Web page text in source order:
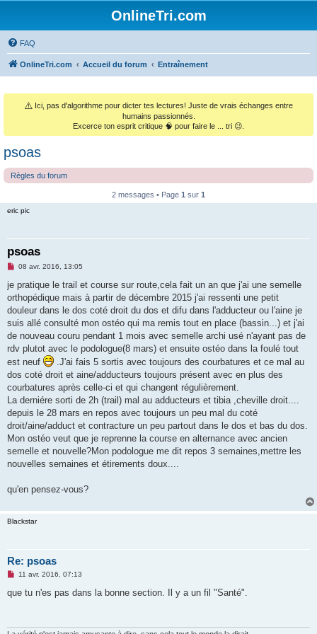
OnlineTri.com
FAQ
OnlineTri.com Accueil du forum Entraînement
⚠️ Ici, pas d'algorithme pour dicter tes lectures! Juste de vrais échanges entre
humains passionnés.
Excerce ton esprit critique 🧠 pour faire le ... tri 😉.
psoas
Règles du forum
2 messages • Page 1 sur 1
eric pic
psoas
M
s
s
a
g
n
o
l
u
08 avr. 2016, 13:05
je pratique le trail et course sur route,cela fait un an que j'ai une semelle
orthopédique mais à partir de décembre 2015 j'ai ressenti une petit
douleur dans le dos coté droit du dos et difu dans l'adducteur ou l'aine je
suis allé consulté mon ostéo qui ma remis tout en place (bassin...) et j'ai
de nouveau couru pendant 1 mois avec semelle archi usé n'ayant pas de
rdv plutot avec le podologue(8 mars) et ensuite ostéo dans la foulé tout
est neuf
.J'ai fais 5 sortis avec toujours des courbatures et ce mal au
dos coté droit et aine/adducteurs toujours présent avec en plus des
courbatures après celle-ci et qui changent régulièrement.
La derniére sorti de 2h (trail) mal au adducteurs et tibia ,cheville droit....
depuis le 28 mars en repos avec toujours un peu mal du coté
droit/aine/adduct et contracture un peu partout dans le dos et bas du dos.
Mon ostéo veut que je reprenne la course en alternance avec ancien
semelle et nouvelle?Mon podologue me dit repos 3 semaines,mettre les
nouvelles semaines et étirements doux....
qu'en pensez-vous?
Blackstar
Re: psoas
M
s
11 avr. 2016, 07:13
que tu n'es pas dans la bonne section. Il y a un fil "Santé".